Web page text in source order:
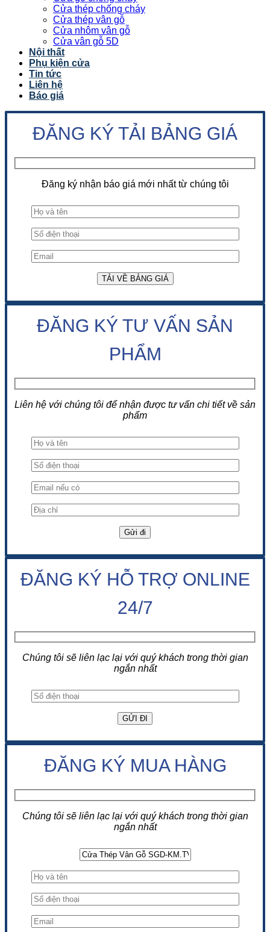
Cửa thép chống cháy
Cửa thép vân gỗ
Cửa nhôm vân gỗ
Cửa vân gỗ 5D
Nội thất
Phụ kiện cửa
Tin tức
Liên hệ
Báo giá
ĐĂNG KÝ TẢI BẢNG GIÁ
Đăng ký nhận báo giá mới nhất từ chúng tôi
ĐĂNG KÝ TƯ VẤN SẢN
PHẨM
Liên hệ với chúng tôi để nhận được tư vấn chi tiết về sản
phẩm
ĐĂNG KÝ HỖ TRỢ ONLINE
24/7
Chúng tôi sẽ liên lạc lại với quý khách trong thời gian
ngắn nhất
ĐĂNG KÝ MUA HÀNG
Chúng tôi sẽ liên lạc lại với quý khách trong thời gian
ngắn nhất